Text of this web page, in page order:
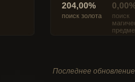
204,00%
поиск золота
поиск
Последнее